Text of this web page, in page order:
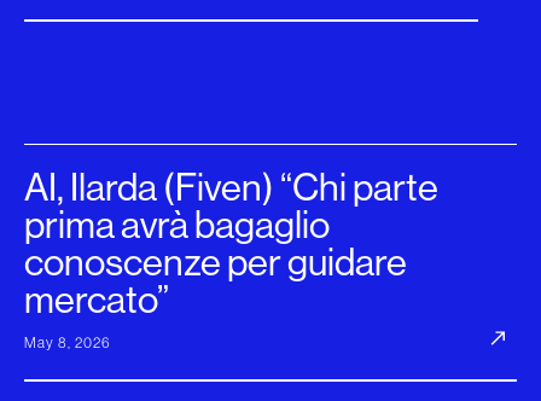
AI, Ilarda (Fiven) “Chi parte
prima avrà bagaglio
conoscenze per guidare
mercato”
May 8, 2026